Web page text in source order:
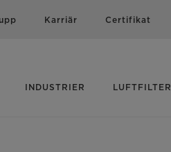
Karriär Certifikat
INDUSTRIER LUFTFILTER